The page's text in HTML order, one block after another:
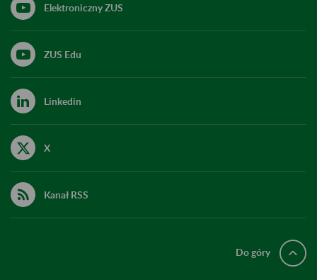
Elektroniczny ZUS
ZUS Edu
Linkedin
X
Kanał RSS
Do góry